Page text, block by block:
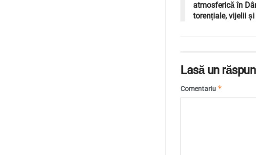
atmosferică în
torențiale, vijelii
Lasă un
Comentariu *